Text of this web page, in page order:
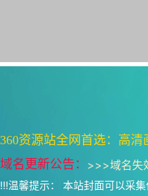
360资源站全网首选：高
域名更新公告： >>>域名失
!!!温馨提示： 本站封面可以采